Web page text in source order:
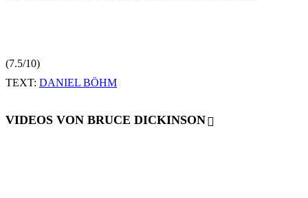
(7.5/10)
TEXT: DANIEL BÖHM
VIDEOS VON BRUCE DICKINSON